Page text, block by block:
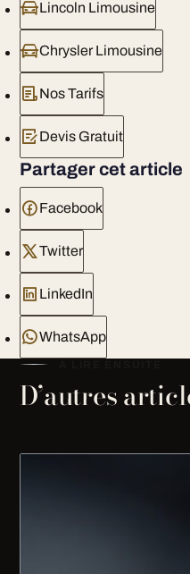
Lincoln Limousine
Chrysler Limousine
Nos Tarifs
Devis Gratuit
Partager cet article
Facebook
Twitter
LinkedIn
WhatsApp
D’autres